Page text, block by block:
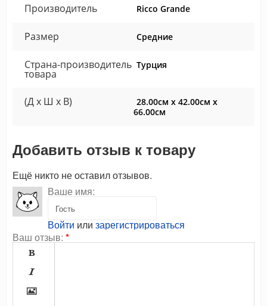
Производитель Ricco Grande
Размер Средние
Страна-производитель
товара
Турция
(Д x Ш x В)
28.00см x 42.00см x
66.00см
Добавить отзыв к товару
Ещё никто не оставил отзывов.
Ваше имя:
Войти или зарегистрироваться
Ваш отзыв: *


